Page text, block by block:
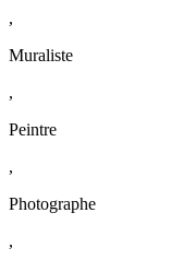
,
Muraliste
,
Peintre
,
Photographe
,